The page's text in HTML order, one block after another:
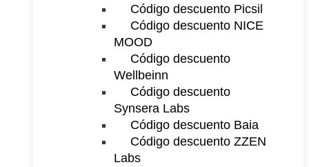
Código descuento Picsil
Código descuento NICE
MOOD
Código descuento
Wellbeinn
Código descuento
Synsera Labs
Código descuento Baia
Código descuento ZZEN
Labs